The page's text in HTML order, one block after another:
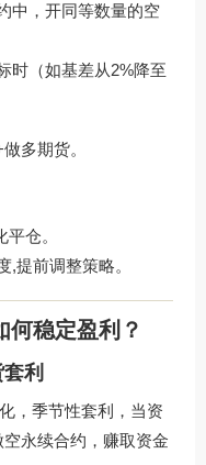
中，开同等数量的空
时（如基差从2%降至
多期货。
仓。
,提前调整策略。
稳定盈利？
利
，季节性套利，当资
永续合约，赚取资金